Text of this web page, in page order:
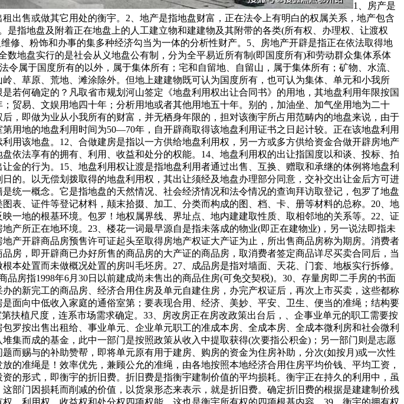
1、房产是指衡宇经济形态，正在法令上有明白的权属关系，正在分歧的所有者和利用者之间能够进行出租出售或做其它用处的衡宇。2、地产是指地盘财富，正在法令上有明白的权属关系，地产包含地面及其上下空间，地产取地盘的底子区别也就是有属关系。3、房地产是房产和地产的总称。是指地盘及附着正在地盘上的人工建立物和建建物及其附带的各类(所有权、办理权、让渡权等)。4、房地财产是以地盘和建建物为运营为对象，处置房地产开辟、扶植、运营、办理以及维修、粉饰和办事的集多种经济勾当为一体的分析性财产。5、房地产开辟是指正在依法取得地盘利用权的地盘上按照利用性质的要求进行根本设备、衡宇建建的勾当。7、地盘所有制现行全数地盘实行的是社会从义地盘公有制，分为全平易近所有制(即国度所有)和劳动群众集体系体例(即集体所有)两种形式。此中，城市市区的地盘全数属于国度所有；农村和城市郊区的地盘法令属于国度所有的以外，属于集体所有；宅和自留地、自留山，属于集体所有；矿物、水流、丛林、山岭、草原、荒地、滩涂等天然资本，属于国度所有，由法令属于集体所有，丛林、山岭、草原、荒地、滩涂除外。但地上建建物既可认为国度所有，也可认为集体、单元和小我所有。因而，统一房地产，其地盘取地上建建物的所有权往往是不分歧的。10、地盘的利用年限是若何确定的？凡取省市规划河山签定《地盘利用权出让合同书》的用地，其地盘利用年限按国度施行。即！栖身用地七十年；工业用地五十年；教育、科技、文化、卫生、体育用地五十年；贸易、文娱用地四十年；分析用地或者其他用地五十年。别的，加油坐、加气坐用地为二十年。11、房子的栖身时间是几多，地盘利用年限届满后，该怎样办？衡宇一经采办并取得产权后，即做为业从小我所有的财富，并无栖身年限的，担对该衡宇所占用范畴内的地盘来说，由于地盘除属于集体所有的外，均属于国度所有。业从所取得的为该地盘的必然年限的利用权。室第用地的地盘利用时间为50—70年，自开辟商取得该地盘利用证书之日起计较。正在该地盘利用年限届满后，地盘将由国度收回。业从能够正在继续交纳地盘出让金或利用费的前提下，继续利用该地盘。12、合做建房是指以一方供给地盘利用权，另一方或多方供给资金合做开辟房地产的房地产开辟形式。13、地盘所有权地盘所有权是指国度或集体经济组织对国度地盘和集体地盘依法享有的拥有、利用、收益和处分的权能。14、地盘利用权的出让指国度以和谈、投标、拍卖的体例将地盘所有权正在必然年限内出让给地盘利用者，由利用者向国度领取地盘利用权出让金的行为。15、地盘利用权让渡是指地盘利用者通过出售、互换、赠取和承继的体例将地盘利用权再转移的行为。16、地盘利用权划拨是指无偿将地盘拨发给利用者利用，一般没有利用刻日的。以无偿划拨取得的地盘利用权，其出让须经及地盘办理部分同意，交补交出让金后方可进行让渡、出租和典质。17、什么是地籍？什么是产籍？我们凡是所指的地籍、产籍、房地产籍是统一概念。它是指地盘的天然情况、社会经济情况和法令情况的查询拜访取登记，包罗了地盘产权的登记和地盘分类面积等内容。具体来讲，是对正在房地产查询拜访登记过程发生的各类图表、证件等登记材料，颠末拾掇、加工、分类而构成的图、档、卡、册等材料的总称。20、地是地籍的最小单位，是指以权属界线、地图是地盘利用合同书附图及房地产登记卡附图。它反映一地的根基环境。包罗！地权属界线、界址点、地内建建取性质、取相邻地的关系等。22、证书附图即房地产后面的附图，是房地产证的主要构成部门，次要反映人具有的房地产环境及房地产所正在地环境。23、楼花一词最早源自是指未落成的物业(即正在建物业)，另一说法即指未正式交付之前的商品房。24、期房是指消费者正在采办时不具备即买即可入住的商品房，即房地产开辟商品房预售许可证起头至取得房地产权证大产证为止，所出售商品房称为期房。消费者正在采办期房时应签商品房预售合同。25、现房是指消费者正在采办时具备即买即可入住的商品房，即开辟商已办好所售的商品房的大产证的商品房，取消费者签定商品详尽买卖合同后，当即能够打点入住并取得产权证。26、毛坯房房地产商交付屋内只要门框没有门，墙面地面仅做根本处置而未做概况处置的房叫毛坯房。27、成品房是指对墙面、天花、门套、地板实行拆修。(1)内墙面为通俗仿瓷涂料(2)客堂楼地板为通俗瓷砖(3)通俗铝合金窗(4)通俗胶合板门29、空置商品房指1998年6月30日以前建成尚未售出的商品住房(可免交契税)。30、存量房即二手房的书面称号，是相对初次成交的商品房而言。31、二手房凡是是指再次进行买卖买卖的住房。小我采办的新完工的商品房、经济合用住房及单元自建住房，办完产权证后，再次上市买卖，这些都称为二手房。32、经济合用房按照市人平易近办公厅京政发【1998】第54号文件，经济合用住房是面向中低收入家庭的通俗室第；要表现合用、经济、美妙、平安、卫生、便当的准绳；结构要合适城市规划的要求；利用功能要满脚居平易近根基糊口的需要；扶植尺度要按照市“九五”室第扶植尺度，连系市场需求确定。33、房改房正在房改政策出台后，、企事业单元的职工需要按将目前栖身的房子采办下来，我们把为类公房称之为房改房。34、安居房分为哪几种？安居房包罗按出售出租给、事业单元、企业单元职工的准成本房、全成本房、全成本微利房和社会微利房。35、小我住房基金有些单元成立了小我住房基金。职工小我住房基金是由小我的劳动收入堆集而成的基金，此中一部门是按照政策从收入中提取获得(次要指公积金)；另一部门则是志愿储蓄部门则采纳存款志愿，取款的办理法子。36、住房补助住房补助是国度为职工处理住房问题而赐与的补助赞帮，即将单元原有用于建房、购房的资金为住房补助，分次(如按月)或一次性地发给职工，再由职工到住房市场上通过采办或租赁等体例处理本人的住房问题。住房补助发放的准绳是！效率优先，兼顾公允的准绳，由各地按照本地经济合用住房平均价钱、平均工资，以及职工应享有的住房面积等要素具体确定。37、衡宇的折旧衡宇折旧是逐渐收受接管衡宇投资的形式，即衡宇的折旧费。折旧费是指衡宇建制价值的平均损耗。衡宇正在持久的利用中，虽然保留原有的实物形态，但因为天然损耗和报酬的损耗，客不雅存正在的价值也会逐步削减。这部门因损耗而削减的价值，以货泉形态来表示，就是折旧费。确定折旧费的根据是建建制价残值、清理费用和折旧年限。38、衡宇的所有权是指对衡宇全面安排的。衡宇的所有权分为拥有权、利用权、收益权和处分权四项权能，这也是衡宇所有权的四项根基内容。39、衡宇的拥有权凡是由所有权人来行使，但有时也由别人来行使，这就是利用权取所有权分手的环境。40、衡宇的利用权是对衡宇的现实操纵。通过必然法令契约，非衡宇所有权人也可获得衡宇的利用权。42、衡宇的处分权是所有权中一项最根基的权能。衡宇的处分权由房从行使。有时衡宇处分权也遭到必然的。44、室第的“全数产权”是指按市场价和成本价采办的衡宇，购房者具有全数产权。经济合用房亦属于全数产权。45、室第的“部门产权”是指职工按尺度价采办的公有室第。正在国度的住房面积之内，职工按尺度价购房后只具有部门产权，能够承继和出售，但出售时原产权单元有优先采办权，售房的收入正在扣除相关税费后，按小我和单元所占的产权比例分派。46、房产交换是衡宇所有人或利用人之间，正在彼此志愿的根本上，采用等价不等价加弥补的体例彼此互换住房的行为。一般分为所有权交换和利用权交换两种形式。48、建立物是指建建物中除衡宇以外的工具，人们一般间接正在内进行出产和糊口勾当，如烟囱、水井、道、桥梁等。57、广场用地、天井、绿化用地的总和。61、道、广场用地指小区内从次干道、支道、人行道、绿化带两头宽度大于1。5米的步行道及泊车、回车广场和有铺砌地面的场地面积之和。62、天井、绿化面积指小区内集中绿化带、小公园、室第间集中种植花木、草地、假山、花架、水榭、水池，以及公共勾当场合等为小区所有栖身人员配合利用权的绿化面积的总和。64、人均室第用地面积(平方米/人)人均室第用地面积=小区内总室第用地/本小区规划栖身总人数。66、室第的建建面积亦称建建展开面积，它是指室第建建外墙外围线测定的各层平面面积之和。它是暗示一个建建物规模大小的经济目标。它包罗三项，即利用面积、辅帮面积和布局面积。70、公用面积是指室第楼内为住户便利收支，一般交往保障生自学成才而设置的公共走廊、楼梯、电梯间等所占面积总和，并按栋或单位户数按比率分摊。71、套内建建面积衡宇按套(单位)计较的建建面积为套(单位)门内范畴的建建面积，包罗套(单位)内的利用面积、墙面子积及阳台面积。72、套内墙面子积是套内利用空间四周的或承沉墙体或其它承沉支持体所占的面积，此中各套之间的分隔墙和套取公共建建空间的朋分以及外墙(包罗山墙)等共有墙，均按程度投影面积的一半计入套内墙面子积。套内墙体按程度投影面积全数计入套内墙面子积。73、公用建建面积各产权从体配合拥有或配合利用权的建建面积，指各套(单位)以外为各户配合利用，不成朋分的建建面积。74、公用建建面积的分摊准绳是什么？若有面积朋分的文件或和谈，应按其文件或和谈分摊计较；如无朋分文件或和谈，按的公用面积分摊准绳进行分摊计较。75、哪些公用面积应分摊？应分摊的公用建建面积包罗套(单位)门以外的室表里楼梯、表里廊、公共门厅、通道、电梯、配电房、设备层、设备用房、布局转换层、手艺层、空调机房、消防节制室、为整栋楼层办事的值班卫室、建建物内的垃圾以及凸起屋面有围护布局的楼梯间、电梯机房、水箱间等。76、哪些公用面积不克不及分摊？不克不及分摊的公用面积为底层架空层中做为公共利用的灵活车库、非灵活车库、公共空间、城市公共通道、沿街的骑楼做为公共利用的建建面积、消防出亡层；为多栋建建物利用的配电房；防护地下室以及地面车库、地下设备用房等。77、套内阳台建建面积套内阳台建建面积均按阳台外围取衡宇外墙之间的程度投影面积计较。此中封锁的阳台按程度投影全数计较建建面积，未封锁的阳台按程度投影的一半计较建建面积。78、套内利用面积指套内住户独自利用的面积，一般包罗卧室、厨房、卫生间、过厅、起居室、内走道、阳台、壁柜等净面积的总和。84、利用面积系数K1(%)利用面积系数=总利用面积(平方米)/总建建面积(平方米)×100%。85、栖身面积系数K2(%)栖身面积系数=总栖身面积(平方米)/总建建面积(平方米)×100%。86、布局面积系数K3(%)布局面积系数=总布局面积(平方米)/总建建面积(平方米)×100%。87、绿地率是指规划扶植用地范畴内的绿地面积取规划扶植用地面积之比。88、绿化率是指植被垂积取规划扶植用地面积之比。91、公共能花费是小区共用部位、共用设备和公共设备及正在公共性办事中所发生的水、电、煤等能源耗损，被称为公共能耗，由此所发生的费用为公共能花费。92、商品房预售俗称“卖楼花”，即正在房地产尚未建成以前，房地产的经销商正在取得受买人必然数量的定金后，将期房出售给受买人。93、商品房现售是指房地产开辟企业将完工验收及格的商品房出售给买受人，并由买受人领取房价款的行为。94、外销房是指房地产开辟企业按外资工做从管部分的，通过实行地盘批租形式，报打算从管部分列入正式项目打算，建成后用于向境内境外出售的室第、贸易用房及其它建建物。95、内销房是指房地产开辟企业通过实行地盘利用权出让形式，颠末从管部分审批，建成后用于正在国内范畴(目前不包罗出格行政区、澳门和)出售的室第、贸易用房及其它建建物。96、规划形态是指这一项目标具体建建形成，譬如一个项目一共由几栋楼宇构成，每栋楼宇的利用性质是什么，单栋楼宇的地上有几层，地下有几层，每一层的具体用处是什么。98、单位式室第是指正在多层、高层楼房中的一种室第建建形式；凡是每层楼面只要一个楼梯，住户由楼梯平台间接进入分户门，一般多层室第每个楼梯能够放置24到28户。所以每个楼梯的节制面积又称为一个栖身单位。101、套型是指层住空间的大小范畴。俗称！小套、中套、大套。102、面积配比指的是各类面积范畴的单位正在某一楼盘单位总数中各自所占比例的几多。103、款式配比是二房二厅、三房二厅等各类款式的单位正在某一楼盘的单位总数中各自所占的比例的几多。104、阁楼是指位于衡宇坡屋顶下部的房间。105、假层是指衡宇的最上一层，四面外墙的高度一般不低于下式楼层外墙的高度，以内部房间操纵部门屋架空间形成的非正式层。106、通俗室第是指按一般平易近用室第尺度制的栖身用室第，高级公寓、别墅、度假村等不属于通俗室第的范围。107、公寓是指二层以上供多户人家栖身的楼房建建。108、纯办公楼是指专为各类公司的日常营运供给办公勾当空间的大楼。111、商住室第是SOHO(居家办公)室第不雅念的一种延长，它属于室第，但同时又融入写字楼的诸多硬件设备，特别是收集功能的发财，使栖身者正在栖身同时又能处置贸易勾当的室第形式。112、别墅是指正在郊区或风光区建制的供住宿休养用的花圃室第。此中三户或三户以上连体的别墅为连栋别墅，二户连体的别墅为双拼别墅，单楼独栋的则为独栋别墅。113、TOWNHOUSE(联排别墅)准确的译法该当为城区室第，是从欧洲舶来的，其原始意义是指正在城区衡宇。目前是指建于城郊，高绿化率，室第功能齐备的景不雅型联排别墅。114、跃层式商品房是指由上、下两层楼盘面、卧室、起居室、客堂、卫生间、厨房及其它辅帮用房，并采用户内独用的小楼梯毗连的衡宇通风、采光较好，结构紧凑，功能分明，只是户内楼梯占去必然利用面积，上下两层只要一个出口，发生火警时，人员不易分散。115、复式商品房是由建建师创制设想的一种经济型衡宇，是正在层高的一层楼中增建一个夹层，从而构成上下两层的楼盘房。现实层高要大大低于跃层式室第。复式室第基层供起居、餐饮、洗浴用，上层供歇息、储藏用，户内设多处入墙式壁柜和楼梯。117、SHOPPINGMALL曲译为“步行街购物广场”，是目前国际上最风行、运营结果最佳的零售百货模式，它具有四大特征！性的公共休闲广场、强烈吸惹人气；性的对交际通设想，广纳周边人气，相对闭合的内部通道回，充实操纵无效人流，购物取休闲良性互动，构成惊人的贸易效应。119、商品房的均价是指商品房的发卖价钱相加当前的和除以单元建建面积的和，即得出每平方米的价钱。120、基价颠末核算而确定的每平方米根基价钱，商品房的发卖价一般以基数增减楼层和朝向差价后得出。121、定金只是预付款的一部门，起不到债务的感化，正在开辟商违约不签定合同的环境下，无法获得双倍的返还。122、订金只是预付款的一部门，起不到债务的感化，正在开辟商违约不签定合同的环境下，无法获得双倍的返还。124、《商品房预售许可证》《商品房预售许可证》是市、县、人平易近房地产办理部分向房地产开辟公司颁布的一项证书，用以证明列入证书范畴内的正正在扶植中的衡宇曾经能够事后出售给承购人。125、契税契税是指衡宇所有权发生变动时，就当事人所订契约按房价的必然比例向产权承受人征收的一次性税收。它是对房地产权变更征收的一种特地税种。(买卖手续费经济合用房减半)126、公共维修基金公共维修基金是指室第楼房的公共部位和共用设备、设备的维护基金。商品房的公共维修基金由购房人正在购房时交纳，比例为购房款的2%。127、印花税印花税是对经济勾当和经济交往中书立、领受凭证征收的一种税。它是一种兼有行为性质的凭证税，具有征收面广、税负轻、由纳税人自行采办并粘贴印花税票完成纳税权利等特点。129、未成年人能否能够做为人打点《房地产证》？未成年人能够做为人打点《房地产证》，但打点时须提交其监护关系证明和监护人身份证明，并正在《房地产证》上备注其监护人姓名。因为未成年报酬没有平易近事行为能力或平易近事行为能力的人，因而正在处分该房地产时必需合适相关法令。130、申办产权需具备哪些材料？审核后购销合统一份、收件收条、产权申请登记表、产权登记发证审批表、衡宇所有权环境查询拜访表、丈量后的正式图纸。132、房地产权初始登记指对未经登记机关确认其房地产，领取房地产证书的地盘利用权及建建物、附着物的所有权进行的登记。133、房地产登记即房地产产权登记，它是国度为健全法制，加强城镇房地产办理，依法确认房地产产权的手续。城市房地产权属都必需向房地产所正在地的房地产办理机关申请登记。经审查确认产权后，由房地产办理机关发给《房地产产权证》。产权登记是房地产办理的，只要通过产权登记，才能对各类房地产权失实施无效的办理。134、房地产登记的品种有哪些？房地产登记的品种分为初始登记、转移登记、典质登记、变动登记、其它登记。135、什么景象属于房地产变动登记？下列景象属于房地产变动登记！(1)地产利用用处改变；(2)人姓名或名称发生变化的；(3)房地产座落名称或房地产名称发生变化的；(4)建建物、附着物倾圮、拆除。136、房地产登记是以什么单元进行登记的？房地产登记是以一地盘为单元进行登记的。所谓一地盘，是指以权属界线构成的封锁地块。一地盘存正在两个或两个以上人的，大家别离对该地盘上的建建物、附着物的所有权和具有的地盘利用权份额申请登记。137、申请房地产登记，可否委托他人代办署理？申请房地产登记，申请人能够委托他人代办署理。由代办署理人打点申请登记的，应向登记机关提交申请人的委托书。境外申请人的委托书应按颠末公证或认证。138、确权确权就是房地产登记机关对房地产简直认。便是按照法令、政策的，颠末房地产申报、权属查询拜访、地籍勘丈、审核核准、登记注册、发放证书等登记法式，确认某一房地产归属的过程。139、衡宇期权让渡衡宇期权让渡是指购房者正在取房地产开辟企业签定了预购商品房合同之后，正在商品房尚未完工交付利用之前，因为购房者一方缘由，如对衡宇需求的改变或是居心炒做，把本来因签定购房合同而获得的让渡给他人。衡宇期权让渡，有的处所将其称为“楼花”让渡或“炒楼花”。140、房地产让渡是指具有地盘利用权及地盘上建建物、附着物所有权的天然人、法人和其他组织，通过买卖、互换、赠取将房地产转移给他人的法令行为。141、房地产让渡时，其他公用设备能否一路让渡？房地产让渡时，让渡人对同地盘上的道绿地、休闲憩地、空间余地、电梯、楼梯、连廊、露台或者其他公用设备所具有的权益同时转移。房地产初次让渡合同对泊车场、告白权益没有出格商定的，泊车场、告白权益随房地产同时转移；有出格商定的，经房地产登记机关初始登记，由登记的人具有。142、房地产典质指债权人或第三人(典质人)以其具有的房地产做为物向债务人(或押权人)供给债权履行的行为。房地产按揭于房地产典质的一种形式。143、申请典质登记应提交什么材料？(1)《房地产典质登记申请书》；(2)委托书；(3)房地产证；(4)夫妻两边身份证、户口簿、成婚证或未婚姻证明；(5)商品房买卖合同和小我住房告贷合同。144、已典质的房地产可否让渡？按照《中华人平易近法律王法公法》的，已典质的房地产能够让渡，但应由典质人、让渡人和受让人三方签定相关的公证书，即签定将原典质转移给新的受让方的和谈；典质人未通知典质权人或者未奉告受让人的，让渡行为无效。145、以房地产典质向银行贷款，能否必然要打点登记？以房地产做为典质物向银行贷款，必然要到房地产登记部分打点典质登记手续。按照《中华人平易近法律王法公法》的，典质合同自登记之日起生效，所以，只要打点了典质登记，典质合同才有法令效力。146、告贷人若何银行贷款？贷款刻日正在1年内(含1年)的，实行到期本息一次性了债的还款体例。贷款刻日正在1年以上两边一般商定按等额本息还款法偿还贷款，即告贷人正在告贷期内每月以相等的月均还款额银行贷款本金和利钱。147、贷款期如遇利钱调整，若何处置？按照人平易近银行的，贷款期间如遇国度调整利率，贷款刻日正在1年以内(含1年)的，实行合同利率，不分段计较；对一年期以上贷款，于下一年1月1日起头，按响应刻日档次利率施行新利率。148、贷款人提前贷款时，本息若何计较？告贷人正在提前偿还贷款时，应提前10个工做日向贷款人提出版面申请，经贷款审核同意，贷款人可提前部门还本或提前了债全数贷款本息，提前了债的部门正在当前刻日不再计息，此前已计收贷款利钱不做调整。149、衡宇租赁是指衡宇所有权人做为出租人将其衡宇出租给承租人利用，由承租人向出租人领取房钱的行为。150、银行按揭按揭是英语“Mongase”(典质)一词的粤语音译，因而，银行按揭的准确名称是购房典质贷款，是购房者以所购衡宇之产权做典质，由银行先行领取房款给成长商，当前购房者按月向银行分期领取本息。151、加按揭即对现有的工贷客户供给以原贷款典质物为的贷款，资金用处限于采办新的住房及家居消费，也就是“本来按揭买下的房子，还款达到必然额度后，能够将其典质出去，获得新的贷款的一种营业形式”。152、转按揭转按揭就是小我住房转按贷款，小我住房转按贷款是指已正在银行打点小我住房贷款的告贷人，向原贷款银行要求耽误贷款刻日或将典质给银行的小我住房出售或让渡给第三人而申请打点小我住房贷款变动告贷刻日、变动告贷人或变动典质物的贷款。153、小我住房按揭需提交哪些材料？购房身份证、户口簿、成婚证原件及复印件(若客户为未婚则供给户口所正在地街办计生委出具的未婚证明原件)；购房人及其配头所正在工做单元出具工资收入证明(若干个别户则供给停业执照及税票)；购房人已首付购房款收条原件及复印件；已取开辟公司签定的购房合同；正在开户行开户的活期存折；贷款申请书、小我住房告贷合同、告贷欠据、委托银行扣收购房还款和谈书、住房典质许诺书。155、等额本金还款法等额本金还款法是一种计较很是简洁，适用性很强的一处还款体例。根基算法道理是正在还款期内按期等额偿还本金，并同时还清当期未偿还的本金所发生的利钱。体例能够是按月还款和按季还款。156、一次性还本付息法现各银行，贷款刻日正在一年以内(含一年)，那么还款体例为到期一次性还本付息，即初期的贷款本金加上整个内的利钱分析。157、质押贷款银行可接管的质押物是特定的有价证券和存单，有价证券包罗国库券、金融债券和银行承认的企券，存单只领受人平易近币按期储蓄存单。告贷人申请质押贷款，质押凭证所载金额必需跨越贷款额度，即质押凭证所载金额要至多大于贷款额度的10%。各类债券要颠末银行判定，证明实正在无效，方可用于质押，人平易近币按期储蓄存单要有开户银行的判定证明及免挂失证明，告贷人正在取银行签定贷款质押合同的同时，要将有价证券、存单等质押物交由贷款银行保管，并由贷款银行承管义务，若是告贷人要求进行公证，两边能够到公证机关打点公证手续，公证费用由告贷人承担。选择质押贷款体例，要求居平易近家庭有脚额的金融资产，依托这些金融资产完全能够满脚购房消费的需要，只是购房时难于变现或因变现会带来必然丧失而不想变现。因而，采纳质押体例，只要少数人才能做到。158、小我住房贷款？中国人平易近银行于1997年4月公布了《小我住房贷款办理法子》(该法子正在1998年5月进行了点窜)。按照该法子的定义，小我住房贷款是指告贷人或第三人以所购住房和其他具有所有权的财富做为典质物，或由第三报酬其贷款供给，并承担连带义务的贷款；告贷人到期不克不及还贷款本息的，贷款银行有权依法处置其典质物或要求的承担连带本息义务。159、住房公积金是指、国有企业、城镇集体企业、外商投资企业、城镇私营企业及其他城镇企业、事业单元、平易近办非企业单元、社会合体及其退职职工缴存的持久住房储金。它是一种持久性的住房储金，具有社会保障性质，是住房实物分派向货泉分派的一种形式。160、公积金贷款公积金贷款也就是小我住房委托贷款，是由城市住房资金办理核心及所属分核心使用房改资金委托银行向采办(含建制、大修)自住住房的公积金交存人和离退休职工发放的贷款。161、申请住房公积金贷款的前提凡住房公积金持续缴存6个月以上或累计缴存公积金一年以上，而且目前仍正在缴存公积金，才有资历申请。162、公积金贷款的打点法式告贷人填写《早班审核书》，并提交相关材料；材料报送住房资金办理核心受理、审核。163、打点公积金贷款应供给哪些材料？身份证、户口簿、成婚证、收入证明、审核后购房合统一份，首付款单据。165、住房典质贷款所谓典质贷款就是典质人(购房者)向典质权人(